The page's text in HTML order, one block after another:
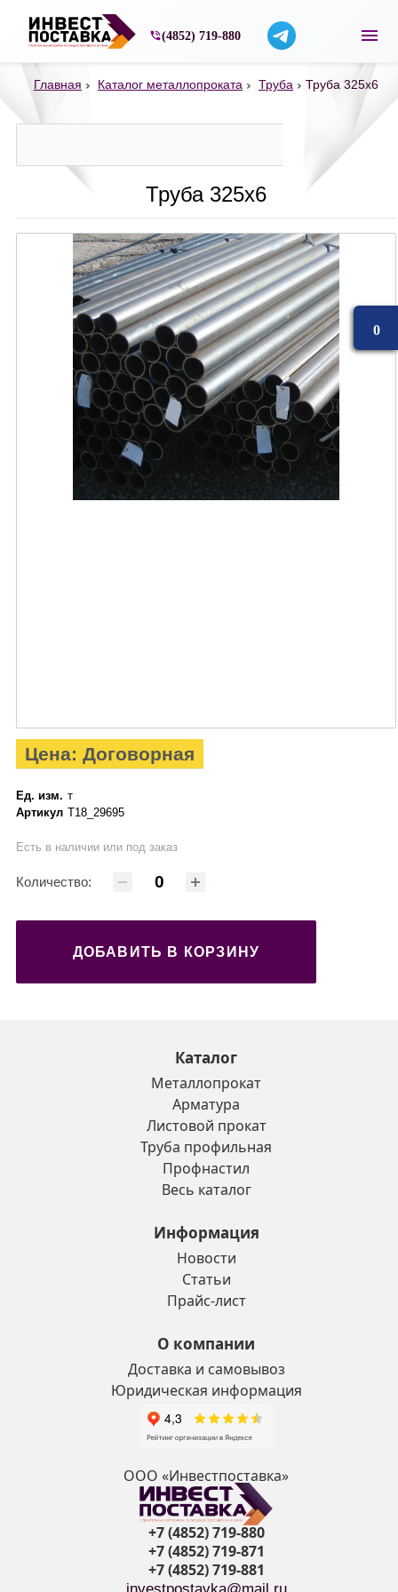
Строительные материалы со склада в
(4852) 719-880
Главная Каталог металлопроката Труба Труба 325х6
Труба 325х6
Цена: Договорная
Ед. изм. т
Артикул Т18_29695
Есть в наличии или под заказ
Количество:
ДОБАВИТЬ В КОРЗИНУ
Каталог
Металлопрокат
Арматура
Листовой прокат
Труба профильная
Профнастил
Весь каталог
Информация
Новости
Статьи
Прайс-лист
О компании
Доставка и самовывоз
Юридическая информация
ООО «Инвестпоставка»
+7 (4852) 719-880
+7 (4852) 719-871
+7 (4852) 719-881
investpostavka@mail.ru
0